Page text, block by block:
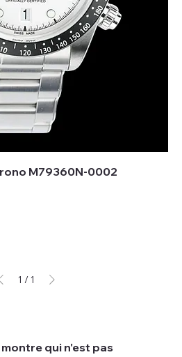
qui n'est pas
M79360N-0002
1 / 1